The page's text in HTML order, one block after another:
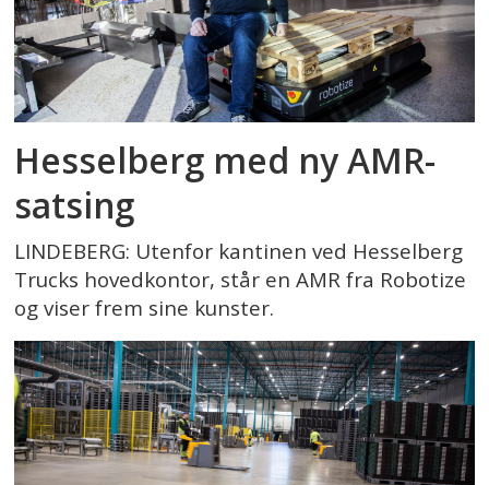
Hesselberg med ny AMR-
satsing
LINDEBERG: Utenfor kantinen ved Hesselberg
Trucks hovedkontor, står en AMR fra Robotize
og viser frem sine kunster.